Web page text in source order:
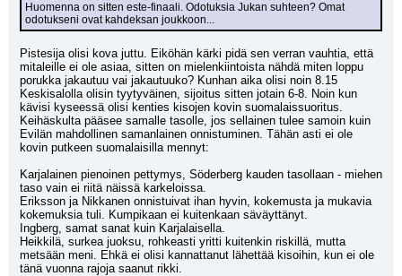
Huomenna on sitten este-finaali. Odotuksia Jukan suhteen? Omat
odotukseni ovat kahdeksan joukkoon...
Pistesija olisi kova juttu. Eiköhän kärki pidä sen verran vauhtia, että
mitaleille ei ole asiaa, sitten on mielenkiintoista nähdä miten loppu
porukka jakautuu vai jakautuuko? Kunhan aika olisi noin 8.15
Keskisalolla olisin tyytyväinen, sijoitus sitten jotain 6-8. Noin kun
kävisi kyseessä olisi kenties kisojen kovin suomalaissuoritus.
Keihäskulta pääsee samalle tasolle, jos sellainen tulee samoin kuin
Evilän mahdollinen samanlainen onnistuminen. Tähän asti ei ole
kovin putkeen suomalaisilla mennyt:
Karjalainen pienoinen pettymys, Söderberg kauden tasollaan - miehen
taso vain ei riitä näissä karkeloissa.
Eriksson ja Nikkanen onnistuivat ihan hyvin, kokemusta ja mukavia
kokemuksia tuli. Kumpikaan ei kuitenkaan säväyttänyt.
Ingberg, samat sanat kuin Karjalaisella.
Heikkilä, surkea juoksu, rohkeasti yritti kuitenkin riskillä, mutta
metsään meni. Ehkä ei olisi kannattanut lähettää kisoihin, kun ei ole
tänä vuonna rajoja saanut rikki.